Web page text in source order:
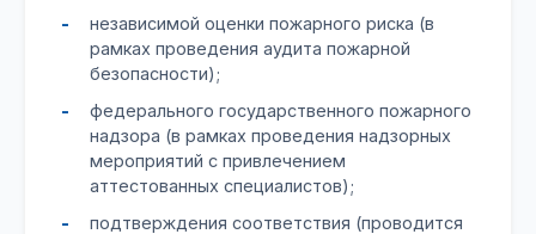
независимой оценки пожарного риска (в
рамках проведения аудита пожарной
безопасности);
федерального государственного пожарного
надзора (в рамках проведения надзорных
мероприятий с привлечением
аттестованных специалистов);
подтверждения соответствия (проводится